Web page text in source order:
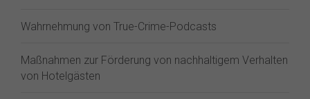
Wahrnehmung von True-Crime-Podcasts
Maßnahmen zur Förderung von nachhaltigem Verhalten
von Hotelgästen